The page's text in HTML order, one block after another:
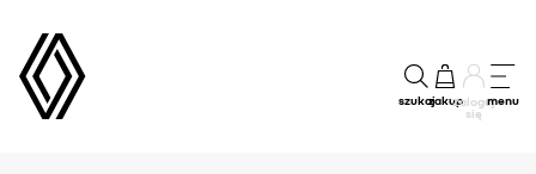
szukajzakupZaloguj
się
menu